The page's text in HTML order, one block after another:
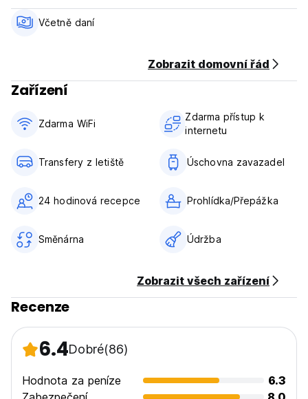
Ve vlastní koupelně je sprcha. Všechny jednotky mají šatní
skříň. . V Inca's Room si můžete zahrát kulečník. (Auto-
Včetně daní
Zobrazit domovní řád
Zařízení
Zdarma WiFi
Zdarma přístup k
internetu
Transfery z letiště Úschovna zavazadel
24 hodinová recepce Prohlídka/Přepážka
Směnárna Údržba
Zobrazit všech zařízení
Recenze
6.4Dobré(86)
Hodnota za peníze
6.3